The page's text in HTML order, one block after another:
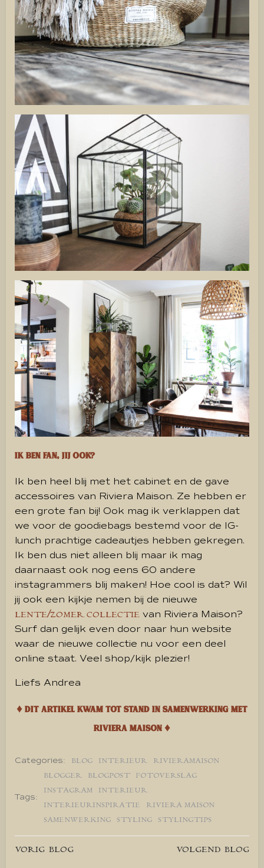
Ik ben fan, jij ook?
Ik ben heel blij met het cabinet en de gave
accessoires van Riviera Maison. Ze hebben er
een grote fan bij! Ook mag ik verklappen dat
we voor de goodiebags bestemd voor de IG-
lunch prachtige cadeautjes hebben gekregen.
Ik ben dus niet alleen blij maar ik mag
daarnaast ook nog eens 60 andere
instagrammers blij maken! Hoe cool is dat? Wil
jij ook een kijkje nemen bij de nieuwe
LENTE/ZOMER COLLECTIE van Riviera Maison?
Surf dan gelijk even door naar hun website
waar de nieuwe collectie nu voor een deel
online staat. Veel shop/kijk plezier!
Liefs Andrea
♦ Dit artikel kwam tot stand in samenwerking met
Riviera Maison ♦
Categories: BLOG INTERIEUR RIVIERAMAISON
Tags:
BLOGGER BLOGPOST
FOTOVERSLAG
INSTAGRAM
INTERIEUR
INTERIEURINSPIRATIE
RIVIERA MAISON
SAMENWERKING
STYLING STYLINGTIPS
Bericht
VORIG BLOG BerichtVOLGEND BLOG